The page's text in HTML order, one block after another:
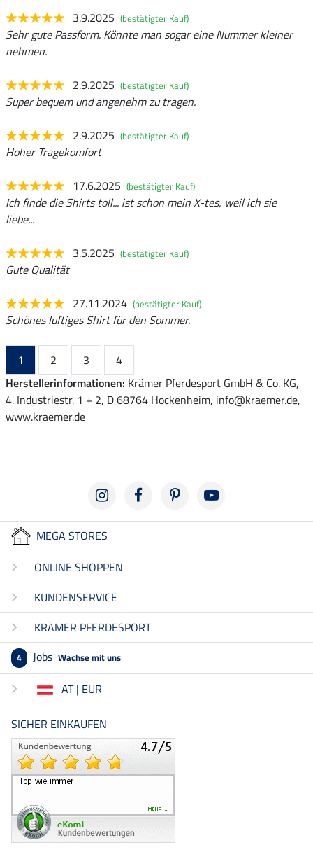
3.9.2025 (bestätigter Kauf)
Sehr gute Passform. Könnte man sogar eine Nummer kleiner
nehmen.
2.9.2025 (bestätigter Kauf)
Super bequem und angenehm zu tragen.
2.9.2025 (bestätigter Kauf)
Hoher Tragekomfort
17.6.2025 (bestätigter Kauf)
Ich finde die Shirts toll... ist schon mein X-tes, weil ich sie
liebe...
3.5.2025 (bestätigter Kauf)
Gute Qualität
27.11.2024 (bestätigter Kauf)
Schönes luftiges Shirt für den Sommer.
1 2 3
4
Herstellerinformationen: Krämer Pferdesport GmbH & Co. KG,
4. Industriestr. 1 + 2, D 68764 Hockenheim, info@kraemer.de,
www.kraemer.de
MEGA STORES
ONLINE SHOPPEN
KUNDENSERVICE
KRÄMER PFERDESPORT
4 Jobs Wachse mit uns
AT | EUR
SICHER EINKAUFEN